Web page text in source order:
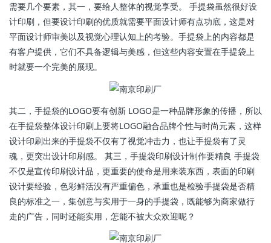
需要几个要素，其一，要给人整体的视觉享受。 手提袋虽然很好设
计印刷，但要设计印刷的优质就需要平面设计师有点功底，这是对
平面设计师审美以及视觉心理认知上的考验。手提袋上的内容都是
有客户提供，它们不具备逻辑与美感，但这些内容安置在手提袋上
时就要一个完美的展现。
其二，手提袋的LOGO要有创新 LOGO是一种品牌形象的传播，所以
在手提袋整体设计印刷上要将LOGO融合品牌个性与时尚元素，这样
设计印刷出来的手提袋不仅有了视觉冲击力，也让手提袋有了灵
魂，更突出设计印刷感。 其三，手提袋印刷设计制作要精良 手提袋
不仅是宣传印刷设计品，更重要的使命是用来装东西，表面的印刷
设计要经验，色彩鲜活没有严重偏色，承重也是检验手提袋是否精
良的标准之一，集创意与实用于一身的手提袋，既能够为商家做行
走的广告，同时还能实用，怎能不被大众欢迎呢？